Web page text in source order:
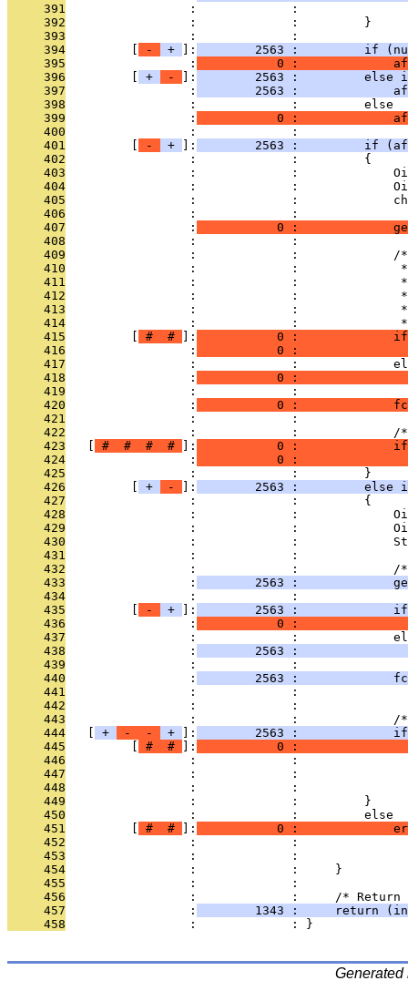
     391
:             :
     392
                 :             :         }
     393
                 :             :
     394
- + ]:
2563 :         if
     395
                 :
0 :
     396
+ - ]:
2563 :         else
     397
                 :
2563 :
     398
                 :             :         else
     399
                 :
0 :
     400
                 :             :
     401
- + ]:
2563 :         if
     402
                 :             :         {
     403
:             :
     404
:             :
     405
:             :
     406
                 :             :
     407
                 :
0 :
     408
                 :             :
     409
                 :             :             /*
     410
:             :
     411
:             :
     412
:             :
     413
:             :
     414
:             :
     415
# # ]:
0 :
     416
                 :
0 :
     417
:             :
     418
                 :
0 :
     419
                 :             :
     420
                 :
0 :
     421
:             :
     422
:             :
     423
# # # # ]:
0 :
     424
                 :
0 :
     425
                 :             :         }
     426
+ - ]:
2563 :         else
     427
                 :             :         {
     428
:             :
     429
:             :
     430
:             :
     431
                 :             :
     432
:             :
     433
                 :
2563 :
     434
                 :             :
     435
- + ]:
2563 :
     436
                 :
0 :
     437
:             :
     438
                 :
2563 :
     439
                 :             :
     440
                 :
2563 :
     441
:             :
     442
                 :             :
     443
:             :
     444
+ - - + ]:
2563 :
     445
# # ]:
0 :
     446
:             :
     447
:             :
     448
:             :
     449
                 :             :         }
     450
                 :             :         else
     451
# # ]:
0 :
     452
:             :
     453
:             :
     454
                 :             :     }
     455
                 :             :
     456
:             :     /* Return
     457
                 :
1343 :     return
     458
                 :             : }